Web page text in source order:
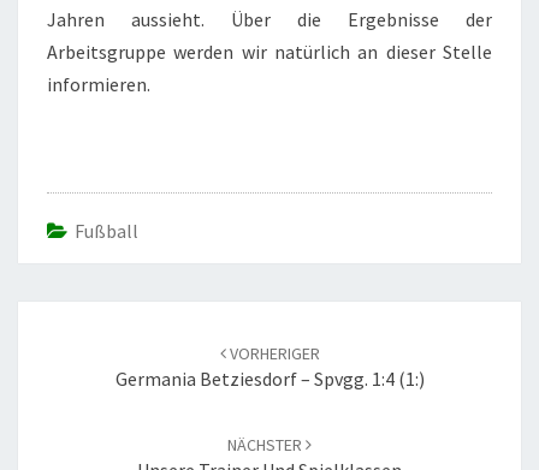
Jahren aussieht. Über die Ergebnisse der
Arbeitsgruppe werden wir natürlich an dieser Stelle
informieren.
Fußball
VORHERIGER
Germania Betziesdorf – Spvgg. 1:4 (1:)
NÄCHSTER